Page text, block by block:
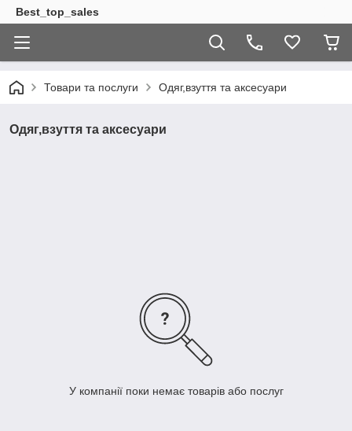
Best_top_sales
Товари та послуги Одяг,взуття та аксесуари
Одяг,взуття та аксесуари
У компанії поки немає товарів або послуг